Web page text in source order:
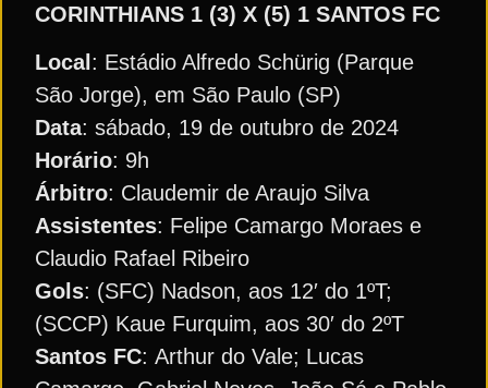
CORINTHIANS 1 (3) X (5) 1 SANTOS FC
Local : Estádio Alfredo Schürig (Parque
São Jorge), em São Paulo (SP)
Data: sábado, 19 de outubro de 2024
Horário: 9h
Árbitro: Claudemir de Araujo Silva
Assistentes: Felipe Camargo Moraes e
Claudio Rafael Ribeiro
Gols: (SFC) Nadson, aos 12′ do 1ºT;
(SCCP) Kaue Furquim, aos 30′ do 2ºT
Santos FC: Arthur do Vale; Lucas